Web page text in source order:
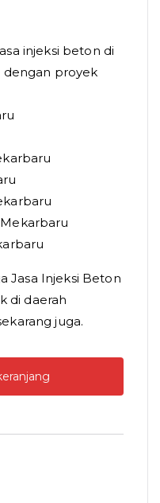
injeksi beton di
dengan proyek
Jasa Injeksi Beton
di daerah
juga.